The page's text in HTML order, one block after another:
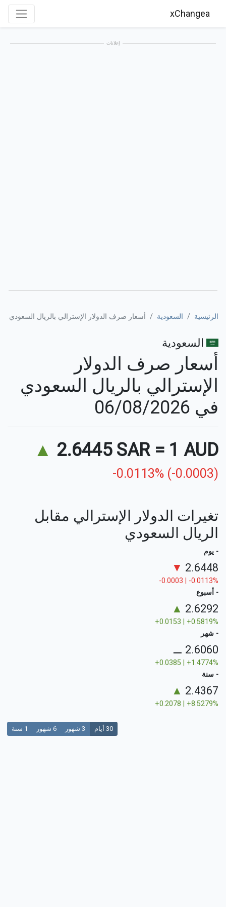
xChangea
إعلانات
الرئيسية السعودية أسعار صرف الدولار الإسترالي بالريال السعودي
السعودية
أسعار صرف الدولار
الإسترالي بالريال السعودي
في 06/08/2026
1 AUD
=
2.6445 SAR
▲
-0.0113% (-0.0003)
تغيرات الدولار الإسترالي مقابل
الريال السعودي
- يوم
2.6448
▼
-0.0003 | -0.0113%
- أسبوع
2.6292
▲
+0.0153 | +0.5819%
- شهر
2.6060
⚊
+0.0385 | +1.4774%
- سنة
2.4367
▲
+0.2078 | +8.5279%
30 أيام 3 شهور 6 شهور 1 سنة